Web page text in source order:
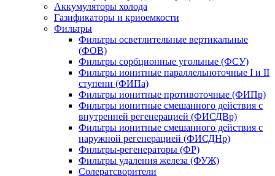
Аккумуляторы холода
Газификаторы и криоемкости
Фильтры
Фильтры осветлительные вертикальные
(ФОВ)
Фильтры сорбционные угольные (ФСУ)
Фильтры ионитные параллельноточные I и II
cтупени (ФИПа)
Фильтры ионитные противоточные (ФИПр)
Фильтры ионитные смешанного действия с
внутренней регенерацией (ФИСДВр)
Фильтры ионитные смешанного действия с
наружной регенерацией (ФИСДНр)
Фильтры-регенераторы (ФР)
Фильтры удаления железа (ФУЖ)
Солератсворители